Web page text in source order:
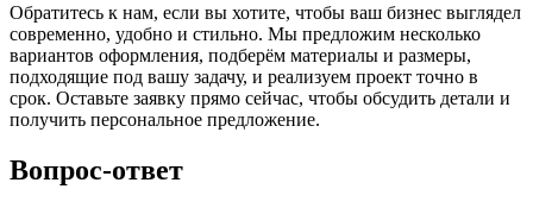
Обратитесь к нам, если вы хотите, чтобы ваш бизнес выглядел
современно, удобно и стильно. Мы предложим несколько
вариантов оформления, подберём материалы и размеры,
подходящие под вашу задачу, и реализуем проект точно в
срок. Оставьте заявку прямо сейчас, чтобы обсудить детали и
получить персональное предложение.
Вопрос-ответ